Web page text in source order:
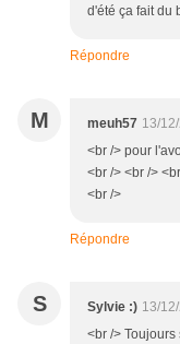
d'été ça fait du
Répondre
M meuh57 13/
<br /> pour
<br /> <br />
<br />
Répondre
S Sylvie :) 13/
<br />